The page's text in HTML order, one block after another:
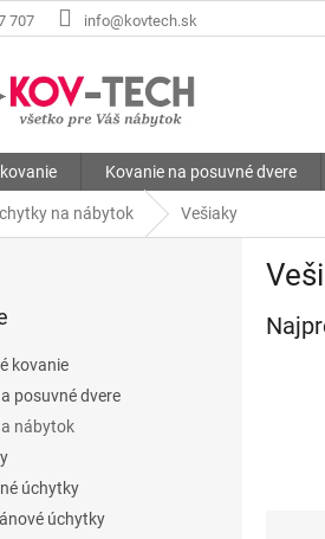
707 info@kovtech.sk
Kovanie na posuvné dvere
na nábytok Vešiaky
kovanie
posuvné dvere
nábytok
úchytky
úchytky